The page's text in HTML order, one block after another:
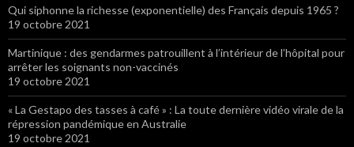
Qui siphonne la richesse (exponentielle) des Français depuis 1965 ?
19 octobre 2021
Martinique : des gendarmes patrouillent à l’intérieur de l’hôpital pour
arrêter les soignants non-vaccinés
19 octobre 2021
« La Gestapo des tasses à café » : La toute dernière vidéo virale de la
répression pandémique en Australie
19 octobre 2021